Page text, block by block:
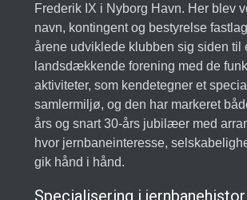
Frederik IX i Nyborg Havn. Her blev
navn, kontingent og bestyrelse
årene udviklede klubben sig siden til
landsdækkende forening med de
aktiviteter, som kendetegner et
samlermiljø, og den har markeret
års og snart 30-års jubilæer med
hvor jernbaneinteresse,
gik hånd i hånd.
Specialisering i